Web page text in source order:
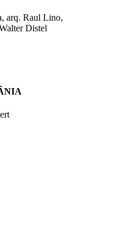
arq. Raul Lino,
Distel